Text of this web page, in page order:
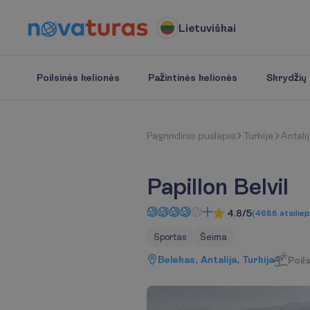
Lietuviškai
Poilsinės kelionės Pažintinės kelionės Skrydžių
Pagrindinis puslapis Turkija
Papillon Belvil
4.8/5(4688
Sportas Šeima
Belekas, Antalija, Turkija